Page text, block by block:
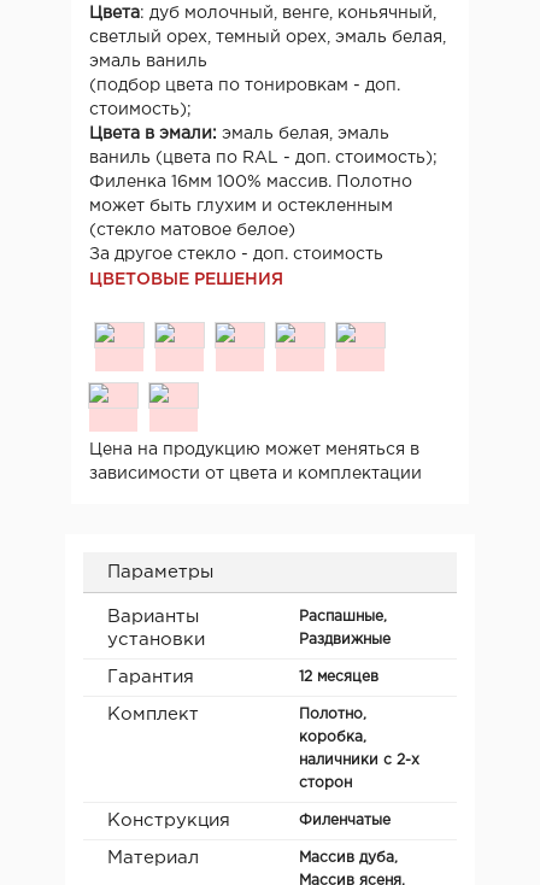
Цвета: дуб молочный, венге, коньячный,
светлый орех, темный орех, эмаль белая,
эмаль ваниль
(подбор цвета по тонировкам - доп.
стоимость);
Цвета в эмали: эмаль белая, эмаль
ваниль (цвета по RAL - доп. стоимость);
Филенка 16мм 100% массив. Полотно
может быть глухим и остекленным
(стекло матовое белое)
За другое стекло - доп. стоимость
ЦВЕТОВЫЕ РЕШЕНИЯ
Цена на продукцию может меняться в
зависимости от цвета и комплектации
Параметры
Варианты
установки
Распашные,
Раздвижные
Гарантия 12 месяцев
Комплект
Полотно,
коробка,
наличники с 2-х
сторон
Конструкция Филенчатые
Материал
Массив дуба,
Массив ясеня,